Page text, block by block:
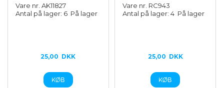
Vare nr. AK11827
Antal på lager: 6 På lager
25,00 DKK
Vare nr. RC943
Antal på lager: 4 På lager
25,00 DKK